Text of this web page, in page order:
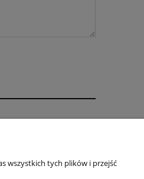
wszystkich tych plików i przejść